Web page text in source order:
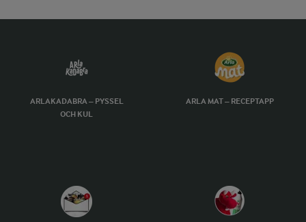
ARLAKADABRA – PYSSEL
OCH KUL
ARLA MAT – RECEPTAPP